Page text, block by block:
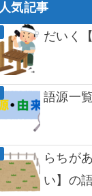
人気記事
だいく
語源一
らちが
い】の